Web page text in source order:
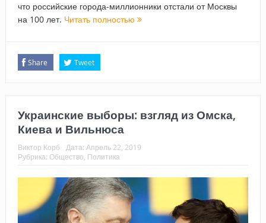
что российские города-миллионники отстали от Москвы
на 100 лет. Читать полностью
Share Tweet
Украинские выборы: взгляд из Омска,
Киева и Вильнюса
Виктор Корб Дата: Апрель 22, 2019
Рубрика: Общество, Политика